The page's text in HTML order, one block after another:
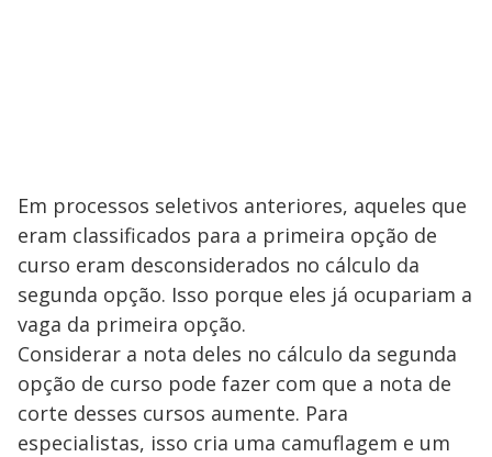
Em processos seletivos anteriores, aqueles que
eram classificados para a primeira opção de
curso eram desconsiderados no cálculo da
segunda opção. Isso porque eles já ocupariam a
vaga da primeira opção.
Considerar a nota deles no cálculo da segunda
opção de curso pode fazer com que a nota de
corte desses cursos aumente. Para
especialistas, isso cria uma camuflagem e um